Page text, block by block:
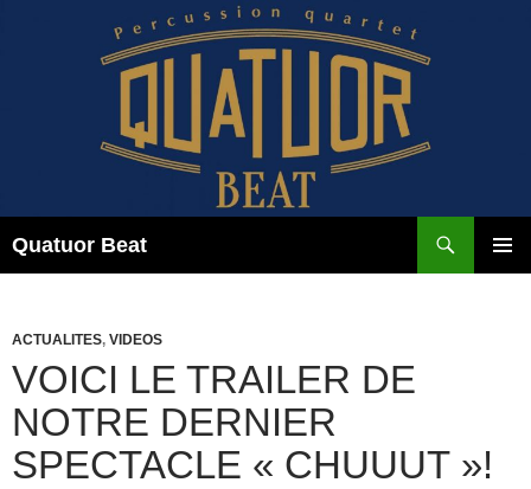
Quatuor Beat
ACTUALITES, VIDEOS
VOICI LE TRAILER DE
NOTRE DERNIER
SPECTACLE « CHUUUT »!